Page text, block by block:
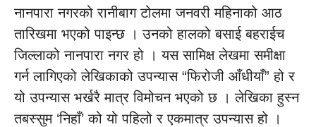
नानपारा नगरको रानीबाग टोलमा जनवरी महिनाको आठ
तारिखमा भएको पाइन्छ । उनको हालको बसाई बहराईच
जिल्लाको नानपारा नगर हो । यस सामिक्ष लेखमा समीक्षा
गर्न लागिएको लेखिकाको उपन्यास “फिरोजी आँधीयाँ” हो र
यो उपन्यास भर्खरै मात्र विमोचन भएको छ । लेखिका हुस्न
तबस्सुम ‘निहाँ’ को यो पहिलो र एकमात्र उपन्यास हो ।